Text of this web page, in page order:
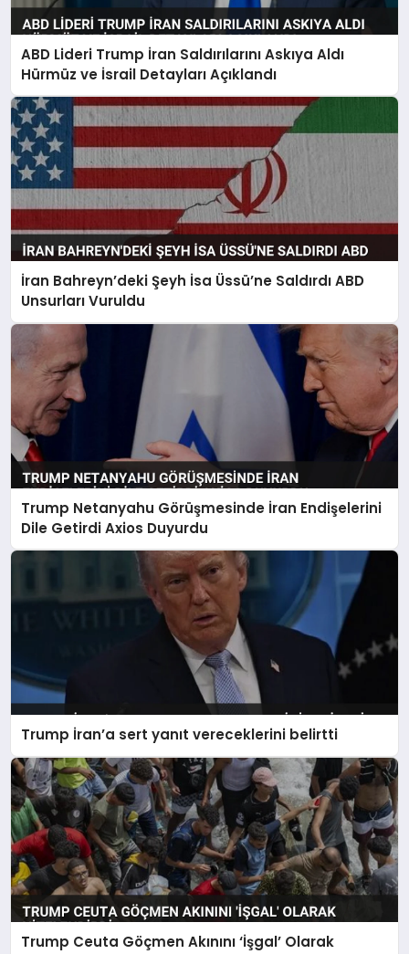
ABD Lideri Trump İran Saldırılarını Askıya Aldı
Hürmüz ve İsrail Detayları Açıklandı
İran Bahreyn’deki Şeyh İsa Üssü’ne Saldırdı ABD
Unsurları Vuruldu
Trump Netanyahu Görüşmesinde İran Endişelerini
Dile Getirdi Axios Duyurdu
Trump İran’a sert yanıt vereceklerini belirtti
Trump Ceuta Göçmen Akınını ‘İşgal’ Olarak